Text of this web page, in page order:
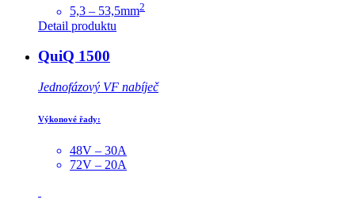
5,3 – 53,5mm2
Detail produktu
QuiQ 1500
Jednofázový VF nabíječ
Výkonové řady:
48V – 30A
72V – 20A